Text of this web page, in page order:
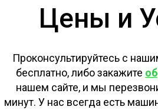
Цены и
Проконсультируйтесь с
бесплатно, либо закажите
нашем сайте, и мы
минут. У нас всегда есть